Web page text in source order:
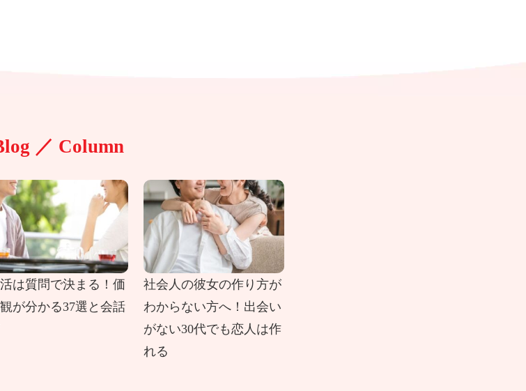
／ Column
は質問で決まる！価
が分かる37選と会話
社会人の彼女の作り方が
わからない方へ！出会い
がない30代でも恋人は作
れる